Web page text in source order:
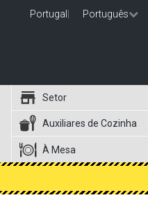
Portugal Português
Setor
Auxiliares de Cozinha
À Mesa